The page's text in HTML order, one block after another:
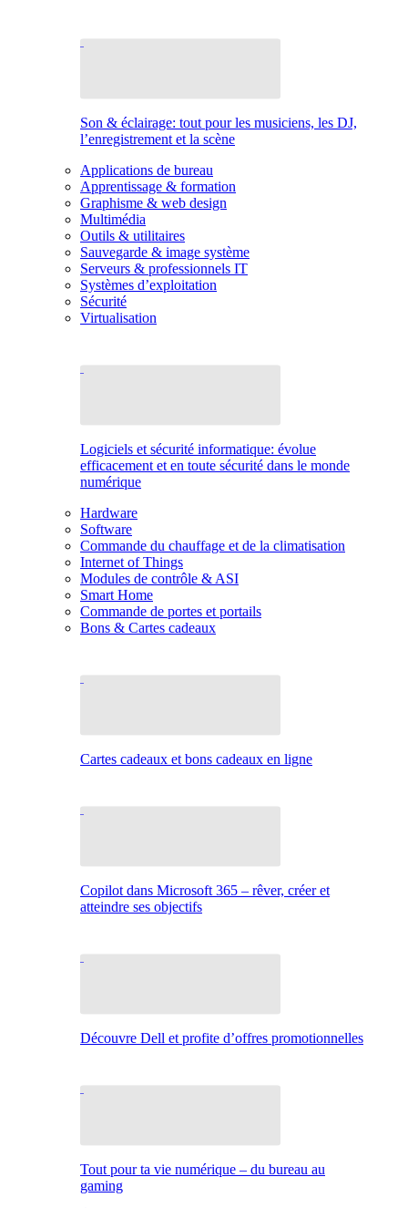
Son & éclairage: tout pour les musiciens, les DJ,
l’enregistrement et la scène
Applications de bureau
Apprentissage & formation
Graphisme & web design
Multimédia
Outils & utilitaires
Sauvegarde & image système
Serveurs & professionnels IT
Systèmes d’exploitation
Sécurité
Virtualisation
Logiciels et sécurité informatique: évolue
efficacement et en toute sécurité dans le monde
numérique
Hardware
Software
Commande du chauffage et de la climatisation
Internet of Things
Modules de contrôle & ASI
Smart Home
Commande de portes et portails
Bons & Cartes cadeaux
Cartes cadeaux et bons cadeaux en ligne
Copilot dans Microsoft 365 – rêver, créer et
atteindre ses objectifs
Découvre Dell et profite d’offres promotionnelles
Tout pour ta vie numérique – du bureau au
gaming